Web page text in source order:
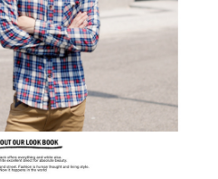
擊此簡訊中的連結，可透過四大超商／
款，方視為交易完成。
刻繳費，但若您需要取消訂單，請聯絡
之訂單仍視為有效，需透過AFTEE先享
付 」之結帳頁面顯示為準，若有關於
等相關疑問，請聯繫「AFTEE先享後付
support/home
供之「AFTEE先享後付」服務完成之交
上)免運費
上)免運費
上)免運費